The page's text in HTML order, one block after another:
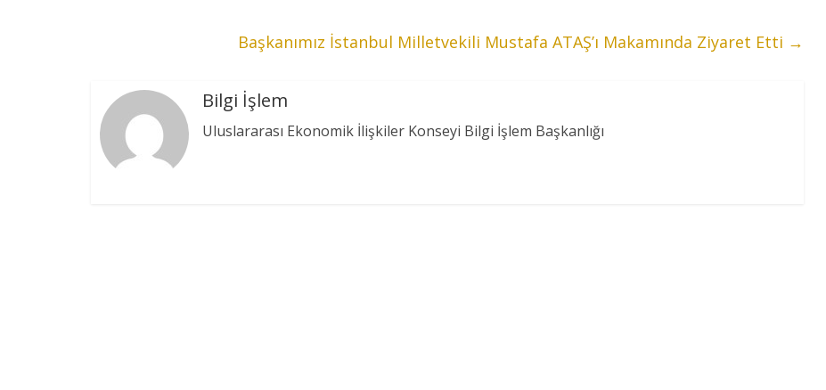
Başkanımız İstanbul Milletvekili Mustafa ATAŞ’ı Makamında Ziyaret Etti →
Bilgi İşlem
Uluslararası Ekonomik İlişkiler Konseyi Bilgi İşlem Başkanlığı